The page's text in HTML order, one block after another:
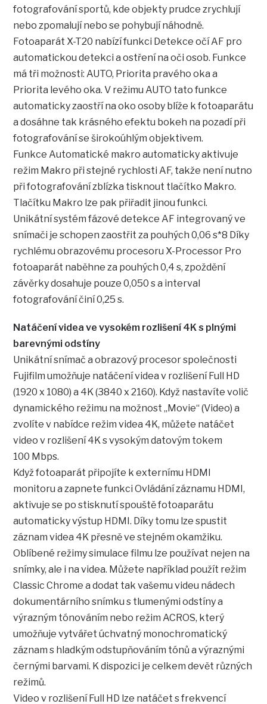
fotografování sportů, kde objekty prudce zrychlují
nebo zpomalují nebo se pohybují náhodně.
Fotoaparát X-T20 nabízí funkci Detekce očí AF pro
automatickou detekci a ostření na oči osob. Funkce
má tři možnosti: AUTO, Priorita pravého oka a
Priorita levého oka. V režimu AUTO tato funkce
automaticky zaostří na oko osoby blíže k fotoaparátu
a dosáhne tak krásného efektu bokeh na pozadí při
fotografování se širokoúhlým objektivem.
Funkce Automatické makro automaticky aktivuje
režim Makro při stejné rychlosti AF, takže není nutno
při fotografování zblízka tisknout tlačítko Makro.
Tlačítku Makro lze pak přiřadit jinou funkci.
Unikátní systém fázové detekce AF integrovaný ve
snímači je schopen zaostřit za pouhých 0,06 s*8 Díky
rychlému obrazovému procesoru X-Processor Pro
fotoaparát naběhne za pouhých 0,4 s, zpoždění
závěrky dosahuje pouze 0,050 s a interval
fotografování činí 0,25 s.
Natáčení videa ve vysokém rozlišení 4K s plnými
barevnými odstíny
Unikátní snímač a obrazový procesor společnosti
Fujifilm umožňuje natáčení videa v rozlišení Full HD
(1920 x 1080) a 4K (3840 x 2160). Když nastavíte volič
dynamického režimu na možnost „Movie“ (Video) a
zvolíte v nabídce režim videa 4K, můžete natáčet
video v rozlišení 4K s vysokým datovým tokem
100 Mbps.
Když fotoaparát připojíte k externímu HDMI
monitoru a zapnete funkci Ovládání záznamu HDMI,
aktivuje se po stisknutí spouště fotoaparátu
automaticky výstup HDMI. Díky tomu lze spustit
záznam videa 4K přesně ve stejném okamžiku.
Oblíbené režimy simulace filmu lze používat nejen na
snímky, ale i na videa. Můžete například použít režim
Classic Chrome a dodat tak vašemu videu nádech
dokumentárního snímku s tlumenými odstíny a
výrazným tónováním nebo režim ACROS, který
umožňuje vytvářet úchvatný monochromatický
záznam s hladkým odstupňováním tónů a výraznými
černými barvami. K dispozici je celkem devět různých
režimů.
Video v rozlišení Full HD lze natáčet s frekvencí